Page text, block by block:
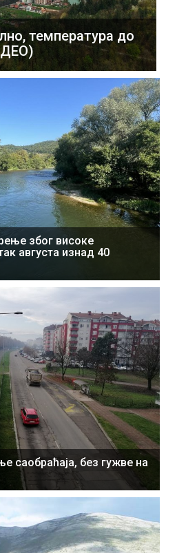
температура до
због високе
августа изнад 40
саобраћаја, без гужве на